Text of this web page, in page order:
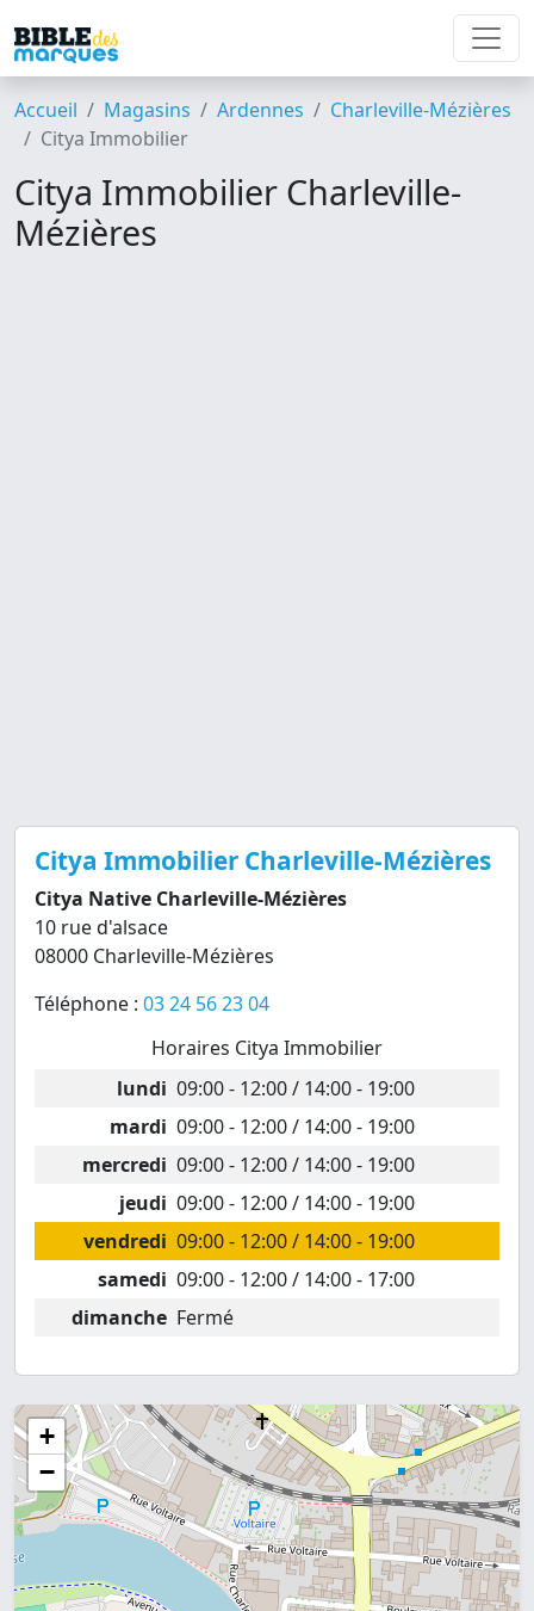
Accueil Magasins Ardennes
Charleville-Mézières
Citya Immobilier
Citya Immobilier Charleville-
Mézières
Citya Immobilier Charleville-Mézières
Citya Native Charleville-Mézières
10 rue d'alsace
08000 Charleville-Mézières
Téléphone : 03 24 56 23 04
Horaires Citya Immobilier
lundi 09:00 - 12:00 / 14:00 - 19:00
mardi 09:00 - 12:00 / 14:00 - 19:00
mercredi 09:00 - 12:00 / 14:00 - 19:00
jeudi 09:00 - 12:00 / 14:00 - 19:00
vendredi 09:00 - 12:00 / 14:00 - 19:00
samedi 09:00 - 12:00 / 14:00 - 17:00
dimanche Fermé
+
−